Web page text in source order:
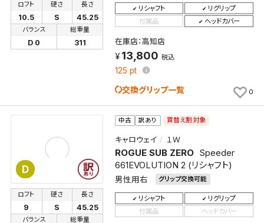
ロフト
10.5
硬さ
S
長さ
45.25
バランス
D 0
総重量
311
リシャフト
リグリップ
付属品
ヘッドカバー
在庫店：高知店
13,800 税込
125 pt
交換グリップ一覧 0
D
中古 訳あり 買替え割対象
キャロウェイ １Ｗ
ROGUE SUB ZERO Speeder
661EVOLUTION 2 (リシャフト)
男性用右 グリップ交換可能
ロフト
9
硬さ
S
長さ
45.25
バランス 総重量
リシャフト
リグリップ
付属品
ヘッドカバー
検索条件を保存
この検索条件をマイページ内「保存検索条件一覧」に
くことができます。
検索条件
検索条件を保存